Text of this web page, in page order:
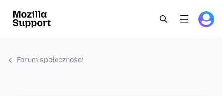
Forum społeczności